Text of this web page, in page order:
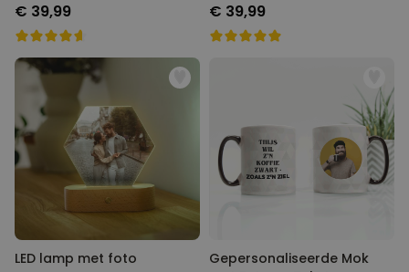
€ 39,99 € 39,99
LED lamp met foto
Gepersonaliseerde Mok